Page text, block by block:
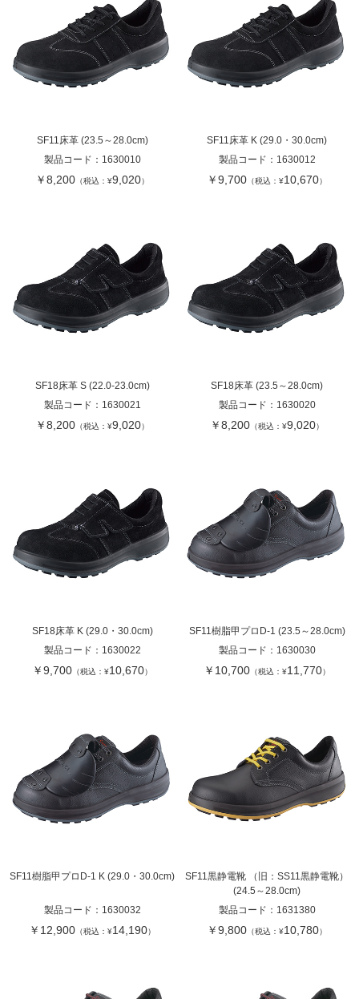
SF11床革 (23.5～28.0cm)
製品コード： 1630010
￥8,200 （税込：¥9,020）
SF11床革 K (29.0・30.0cm)
製品コード： 1630012
￥9,700 （税込：¥10,670）
SF18床革 S (22.0-23.0cm)
製品コード： 1630021
￥8,200 （税込：¥9,020）
SF18床革 (23.5～28.0cm)
製品コード： 1630020
￥8,200 （税込：¥9,020）
SF18床革 K (29.0・30.0cm)
製品コード： 1630022
￥9,700 （税込：¥10,670）
SF11樹脂甲プロD-1 (23.5～28.0cm)
製品コード： 1630030
￥10,700 （税込：¥11,770）
SF11樹脂甲プロD-1 K (29.0・30.0cm)
製品コード： 1630032
￥12,900 （税込：¥14,190）
SF11黒静電靴 （旧：SS11黒静電靴）
(24.5～28.0cm)
製品コード： 1631380
￥9,800 （税込：¥10,780）